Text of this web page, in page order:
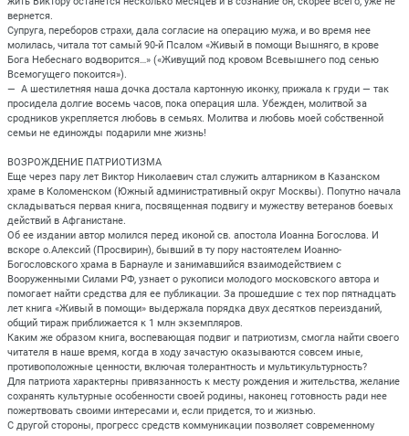
вернется.
Супруга, переборов страхи, дала согласие на операцию мужа, и во время нее
молилась, читала тот самый 90-й Псалом «Живый в помощи Вышняго, в крове
Бога Небеснаго водворится…» («Живущий под кровом Всевышнего под сенью
Всемогущего покоится»).
— А шестилетняя наша дочка достала картонную иконку, прижала к груди — так
просидела долгие восемь часов, пока операция шла. Убежден, молитвой за
сродников укрепляется любовь в семьях. Молитва и любовь моей собственной
семьи не единожды подарили мне жизнь!
ВОЗРОЖДЕНИЕ ПАТРИОТИЗМА
Еще через пару лет Виктор Николаевич стал служить алтарником в Казанском
храме в Коломенском (Южный административный округ Москвы). Попутно начала
складываться первая книга, посвященная подвигу и мужеству ветеранов боевых
действий в Афганистане.
Об ее издании автор молился перед иконой св. апостола Иоанна Богослова. И
вскоре о.Алексий (Просвирин), бывший в ту пору настоятелем Иоанно-
Богословского храма в Барнауле и занимавшийся взаимодействием с
Вооруженными Силами РФ, узнает о рукописи молодого московского автора и
помогает найти средства для ее публикации. За прошедшие с тех пор пятнадцать
лет книга «Живый в помощи» выдержала порядка двух десятков переизданий,
общий тираж приближается к 1 млн экземпляров.
Каким же образом книга, воспевающая подвиг и патриотизм, смогла найти своего
читателя в наше время, когда в ходу зачастую оказываются совсем иные,
противоположные ценности, включая толерантность и мультикультурность?
Для патриота характерны привязанность к месту рождения и жительства, желание
сохранять культурные особенности своей родины, наконец готовность ради нее
пожертвовать своими интересами и, если придется, то и жизнью.
С другой стороны, прогресс средств коммуникации позволяет современному